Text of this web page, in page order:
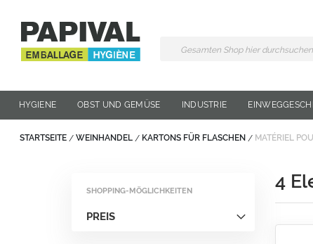
Inhalt
springen
HYGIENE OBST UND GEMÜSE INDUSTRIE
STARTSEITE WEINHANDEL KARTONS FÜR FLASCHEN MATÉRIEL
4
SHOPPING-MÖGLICHKEITEN
PREIS